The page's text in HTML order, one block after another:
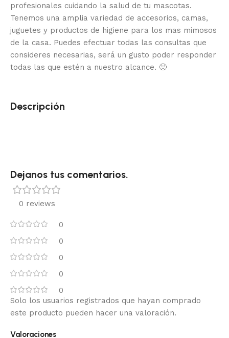
profesionales cuidando la salud de tu mascotas.
Tenemos una amplia variedad de accesorios, camas,
juguetes y productos de higiene para los mas mimosos
de la casa. Puedes efectuar todas las consultas que
consideres necesarias, será un gusto poder responder
todas las que estén a nuestro alcance. 🙂
Descripción
Dejanos tus comentarios.
0 reviews
0
0
0
0
0
Valoraciones
Solo los usuarios registrados que hayan comprado
este producto pueden hacer una valoración.